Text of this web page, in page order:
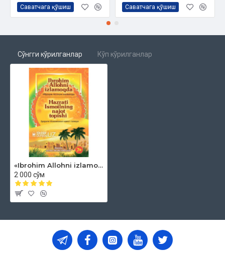
Саватчага қўшиш Саватчага қўшиш
Сўнгги кўрилганлар Кўп кўрилганлар
«Ibrohim Allohni izlamoqda. Hazrati Ismoilning najot topishi» (kiril va lotin alifbosida)
2 000 сўм